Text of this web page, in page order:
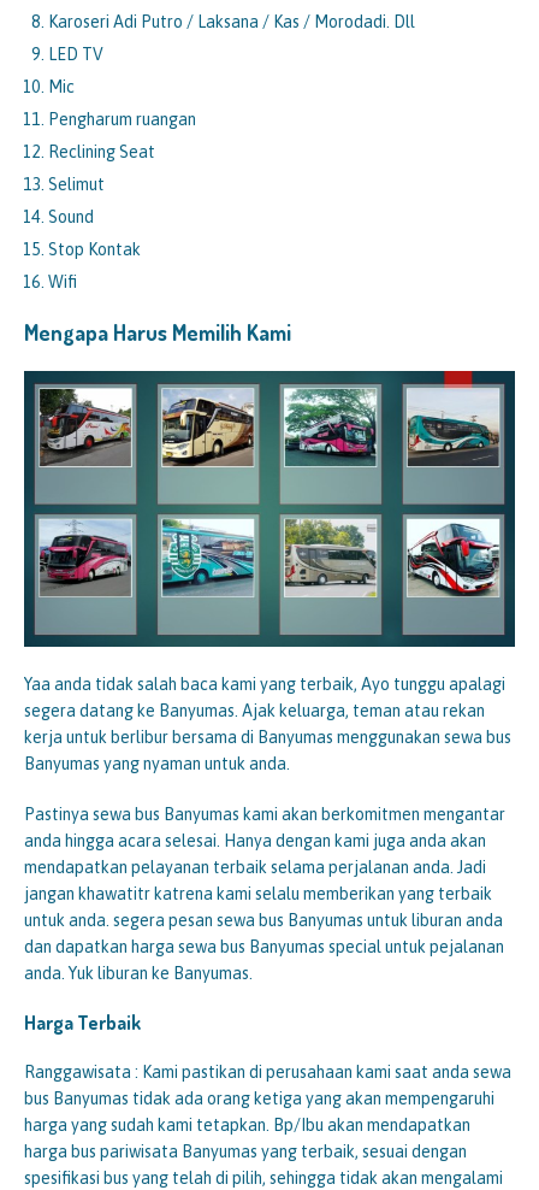
Karoseri Adi Putro / Laksana / Kas / Morodadi. Dll
LED TV
Mic
Pengharum ruangan
Reclining Seat
Selimut
Sound
Stop Kontak
Wifi
Mengapa Harus Memilih Kami
Yaa anda tidak salah baca kami yang terbaik, Ayo tunggu apalagi
segera datang ke Banyumas. Ajak keluarga, teman atau rekan
kerja untuk berlibur bersama di Banyumas menggunakan sewa bus
Banyumas yang nyaman untuk anda.
Pastinya sewa bus Banyumas kami akan berkomitmen mengantar
anda hingga acara selesai. Hanya dengan kami juga anda akan
mendapatkan pelayanan terbaik selama perjalanan anda. Jadi
jangan khawatitr katrena kami selalu memberikan yang terbaik
untuk anda. segera pesan sewa bus Banyumas untuk liburan anda
dan dapatkan harga sewa bus Banyumas special untuk pejalanan
anda. Yuk liburan ke Banyumas.
Harga Terbaik
Ranggawisata : Kami pastikan di perusahaan kami saat anda sewa
bus Banyumas tidak ada orang ketiga yang akan mempengaruhi
harga yang sudah kami tetapkan. Bp/Ibu akan mendapatkan
harga bus pariwisata Banyumas yang terbaik, sesuai dengan
spesifikasi bus yang telah di pilih, sehingga tidak akan mengalami